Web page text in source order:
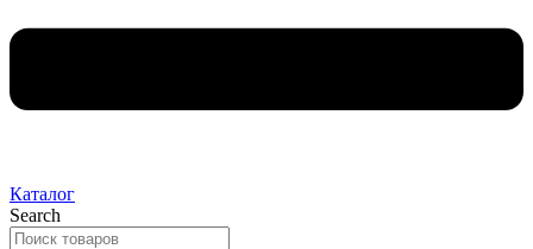
Каталог
Search